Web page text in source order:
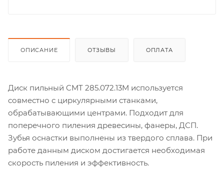
ОПИСАНИЕ ОТЗЫВЫ ОПЛАТА
Диск пильный CMT 285.072.13M используется
совместно с циркулярными станками,
обрабатывающими центрами. Подходит для
поперечного пиления древесины, фанеры, ДСП.
Зубья оснастки выполнены из твердого сплава. При
работе данным диском достигается необходимая
скорость пиления и эффективность.